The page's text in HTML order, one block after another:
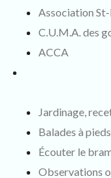
Association
C.U.M.A. des
ACCA
Jardinage,
Balades à
Écouter le
Observations